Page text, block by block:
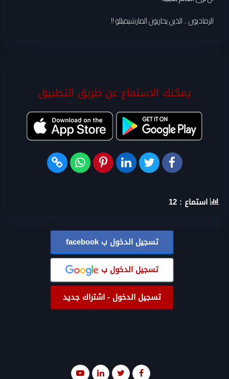
الرماديون .. الذين يحاربون المارشيميللو !!
يمكنك الاستماع عن طريق التطبيق
استماع : 12
تسجيل الدخول بfacebook
تسجيل الدخول ب
تسجيل الدخول - اشتراك جديد